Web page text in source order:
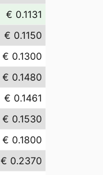
€ 0.1131
€ 0.1150
€ 0.1300
€ 0.1480
€ 0.1461
€ 0.1530
€ 0.1800
€ 0.2370